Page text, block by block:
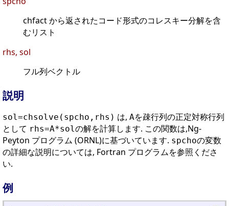
chfact から返されたコード形式のコレスキー分解を含
むリスト
rhs, sol
フル列ベクトル
説明
sol=chsolve(spcho,rhs) は, Aを疎行列の正定対称行列
として rhs=A*solの解を計算します. この関数は,Ng-
Peyton プログラム (ORNL)に基づいています. spchoの変数
の詳細な説明については, Fortran プログラムを参照くださ
い.
例